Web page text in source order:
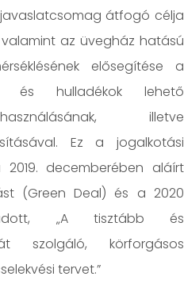
átfogó célja
az üvegház hatású
elősegítése a
és hulladékok lehető
illetve
Ez a jogalkotási
decemberében aláírt
(Green Deal) és a 2020
„A tisztább és
szolgáló, körforgásos
tervet.”